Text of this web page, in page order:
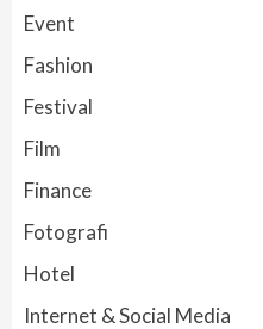
Event
Fashion
Festival
Film
Finance
Fotografi
Hotel
Internet & Social Media